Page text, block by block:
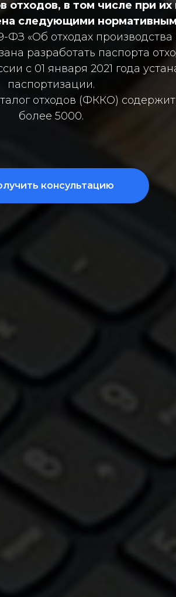
отходов, в том числе при
следующими
ФЗ «Об отходах
разработать паспорта
с 01 января 2021 года
паспортизации.
отходов (ФККО) содержит
более 5000.
консультацию